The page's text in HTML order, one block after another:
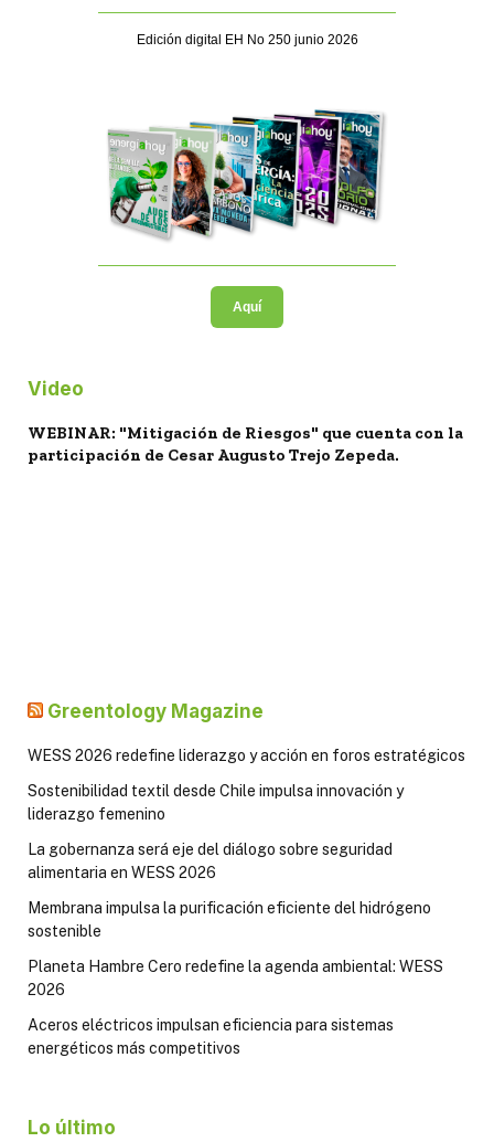
Edición digital EH No 250 junio 2026
Aquí
Video
WEBINAR: "Mitigación de Riesgos" que cuenta con la
participación de Cesar Augusto Trejo Zepeda.
Greentology Magazine
WESS 2026 redefine liderazgo y acción en foros estratégicos
Sostenibilidad textil desde Chile impulsa innovación y
liderazgo femenino
La gobernanza será eje del diálogo sobre seguridad
alimentaria en WESS 2026
Membrana impulsa la purificación eficiente del hidrógeno
sostenible
Planeta Hambre Cero redefine la agenda ambiental: WESS
2026
Aceros eléctricos impulsan eficiencia para sistemas
energéticos más competitivos
Lo último